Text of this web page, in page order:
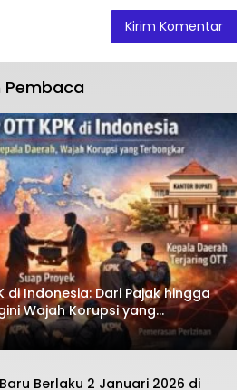
Pembaca
di Indonesia: Dari Pajak hingga
Wajah Korupsi yang
Baru Berlaku 2 Januari 2026 di